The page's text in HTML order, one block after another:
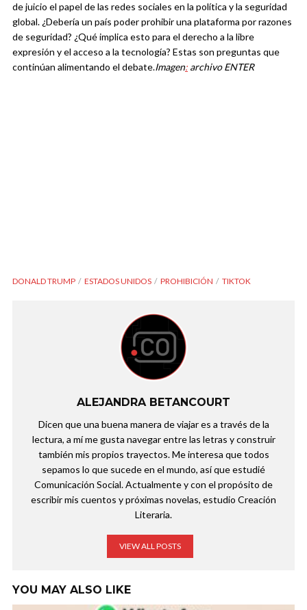
de juicio el papel de las redes sociales en la política y la seguridad
global. ¿Debería un país poder prohibir una plataforma por razones
de seguridad? ¿Qué implica esto para el derecho a la libre
expresión y el acceso a la tecnología? Estas son preguntas que
continúan alimentando el debate.Imagen: archivo ENTER
DONALD TRUMP ESTADOS UNIDOS PROHIBICIÓN TIKTOK
ALEJANDRA BETANCOURT
Dicen que una buena manera de viajar es a través de la
lectura, a mí me gusta navegar entre las letras y construir
también mis propios trayectos. Me interesa que todos
sepamos lo que sucede en el mundo, así que estudié
Comunicación Social. Actualmente y con el propósito de
escribir mis cuentos y próximas novelas, estudio Creación
Literaria.
VIEW ALL POSTS
YOU MAY ALSO LIKE